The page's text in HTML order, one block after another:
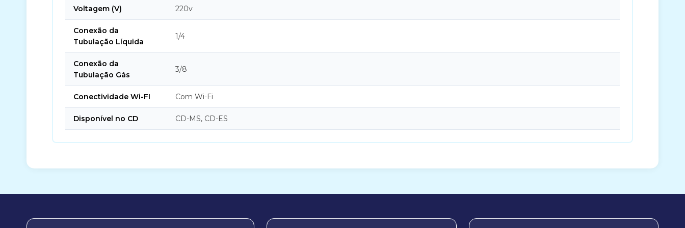
Voltagem (V) 220v
Conexão da
Tubulação Líquida
1/4
Conexão da
Tubulação Gás
3/8
Conectividade Wi-FI Com Wi-Fi
Disponível no CD CD-MS, CD-ES